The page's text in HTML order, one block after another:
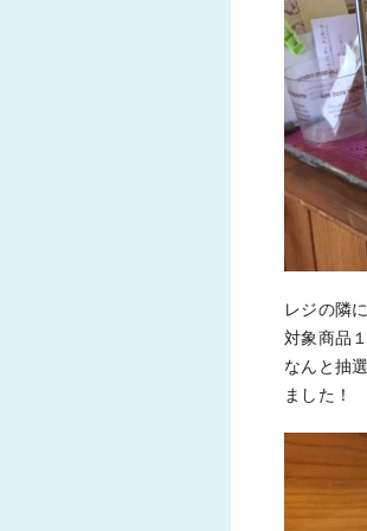
レジの隣
対象商品
なんと抽
ました！